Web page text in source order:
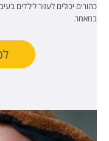
כהורים יכולים לעזור לילדים
במאמר.